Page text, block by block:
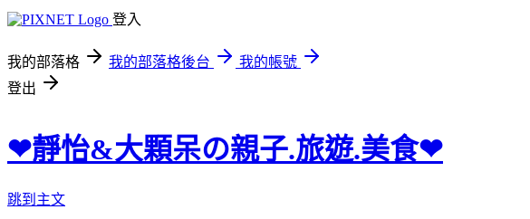
登入
我的部落格 我的部落格後台
我的帳號
登出
❤靜怡&大顆呆の親子.旅遊.美食❤
跳到主文